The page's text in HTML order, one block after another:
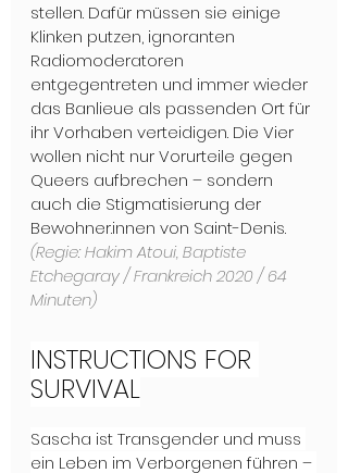
stellen. Dafür müssen sie einige
Klinken putzen, ignoranten
Radiomoderatoren
entgegentreten und immer wieder
das Banlieue als passenden Ort für
ihr Vorhaben verteidigen. Die Vier
wollen nicht nur Vorurteile gegen
Queers aufbrechen – sondern
auch die Stigmatisierung der
Bewohner.innen von Saint-Denis.
(Regie: Hakim Atoui, Baptiste
Etchegaray / Frankreich 2020 / 64
Minuten)
INSTRUCTIONS FOR
SURVIVAL
Sascha ist Transgender und muss
ein Leben im Verborgenen führen –